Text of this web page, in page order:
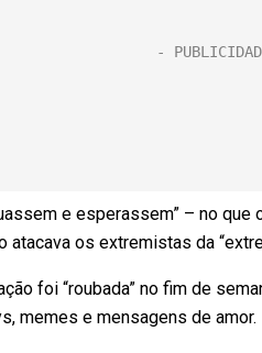
e esperassem” – no
atacava os extremistas da
foi “roubada” no fim de
memes e mensagens de amor.